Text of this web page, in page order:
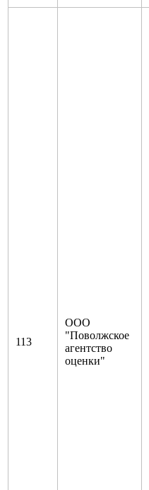
113
ООО
"Поволжское
агентство
оценки"